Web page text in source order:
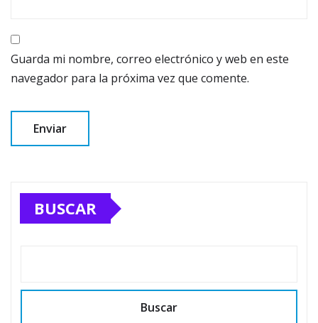
Guarda mi nombre, correo electrónico y web en este
navegador para la próxima vez que comente.
BUSCAR
Buscar